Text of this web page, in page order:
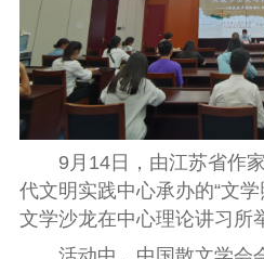
9月14日，由江苏省作家
代文明实践中心承办的“文
文学沙龙在中心理论讲习所